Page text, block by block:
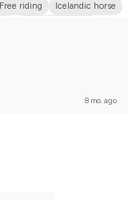
Free riding
Icelandic horse
Dansk sportponny8 mo. ago